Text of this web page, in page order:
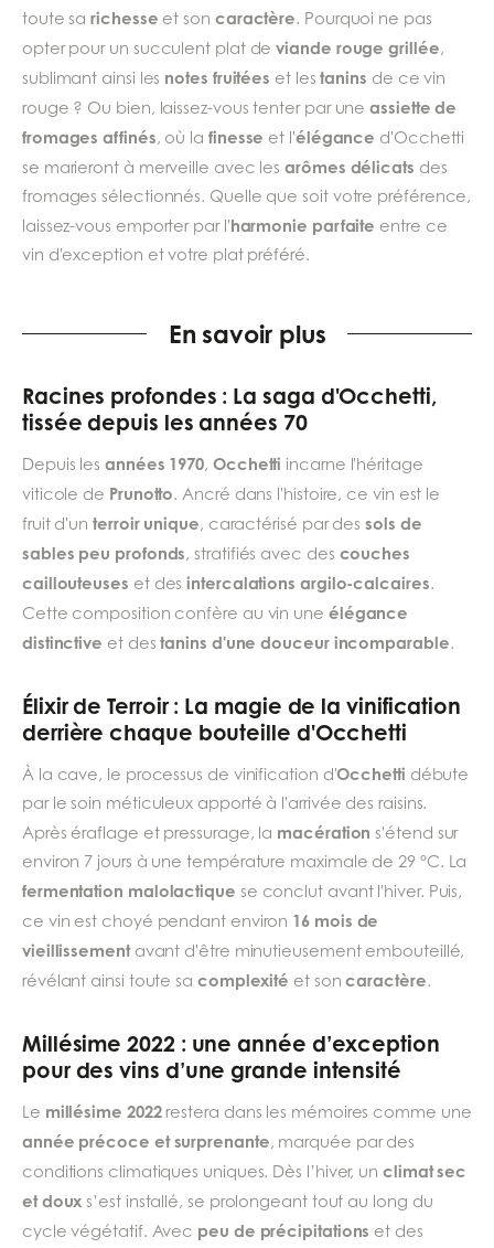
toute sarichesse et son caractère. Pourquoi ne pas
opter pour un succulent plat deviande rouge grillée,
sublimant ainsi les notes fruitées et lestanins de ce vin
rouge ? Ou bien, laissez-vous tenter par uneassiette de
fromages affinés, où la finesse et l'élégance d'Occhetti
se marieront à merveille avec lesarômes délicats des
fromages sélectionnés. Quelle que soit votre préférence,
laissez-vous emporter par l'harmonie parfaite entre ce
vin d'exception et votre plat préféré.
En savoir plus
Racines profondes : La saga d'Occhetti,
tissée depuis les années 70
Depuis lesannées 1970, Occhetti incarne l'héritage
viticole de Prunotto. Ancré dans l'histoire, ce vin est le
fruit d'unterroir unique, caractérisé par dessols de
sables peu profonds, stratifiés avec des couches
caillouteuses et desintercalations argilo-calcaires.
Cette composition confère au vin une élégance
distinctive et destanins d'une douceur incomparable.
Élixir de Terroir : La magie de la vinification
derrière chaque bouteille d'Occhetti
À la cave, le processus de vinification d'Occhetti débute
par le soin méticuleux apporté à l'arrivée des raisins.
Après éraflage et pressurage, la macération s'étend sur
environ 7 jours à une température maximale de 29 °C. La
fermentation malolactique se conclut avant l'hiver. Puis,
ce vin est choyé pendant environ 16 mois de
vieillissementavant d'être minutieusement embouteillé,
révélant ainsi toute sa complexité et soncaractère.
Millésime 2022 : une année d’exception
pour des vins d’une grande intensité
Le millésime 2022restera dans les mémoires comme une
année précoce et surprenante, marquée par des
conditions climatiques uniques. Dès l’hiver, un climat sec
et doux s’est installé, se prolongeant tout au long du
cycle végétatif. Avec peu de précipitations et des